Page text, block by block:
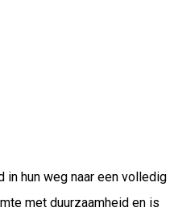
in hun weg naar een volledig
met duurzaamheid en is